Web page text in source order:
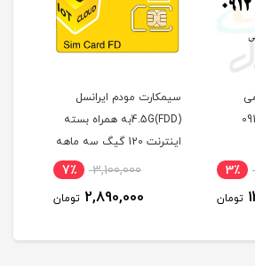
سیمکارت مودم ایرانسل
4.5G(FDD)به همراه بسته
اینترنت 120 گیگ سه ماهه
(مخصوص مودم )
7٪
تومان
ماهه